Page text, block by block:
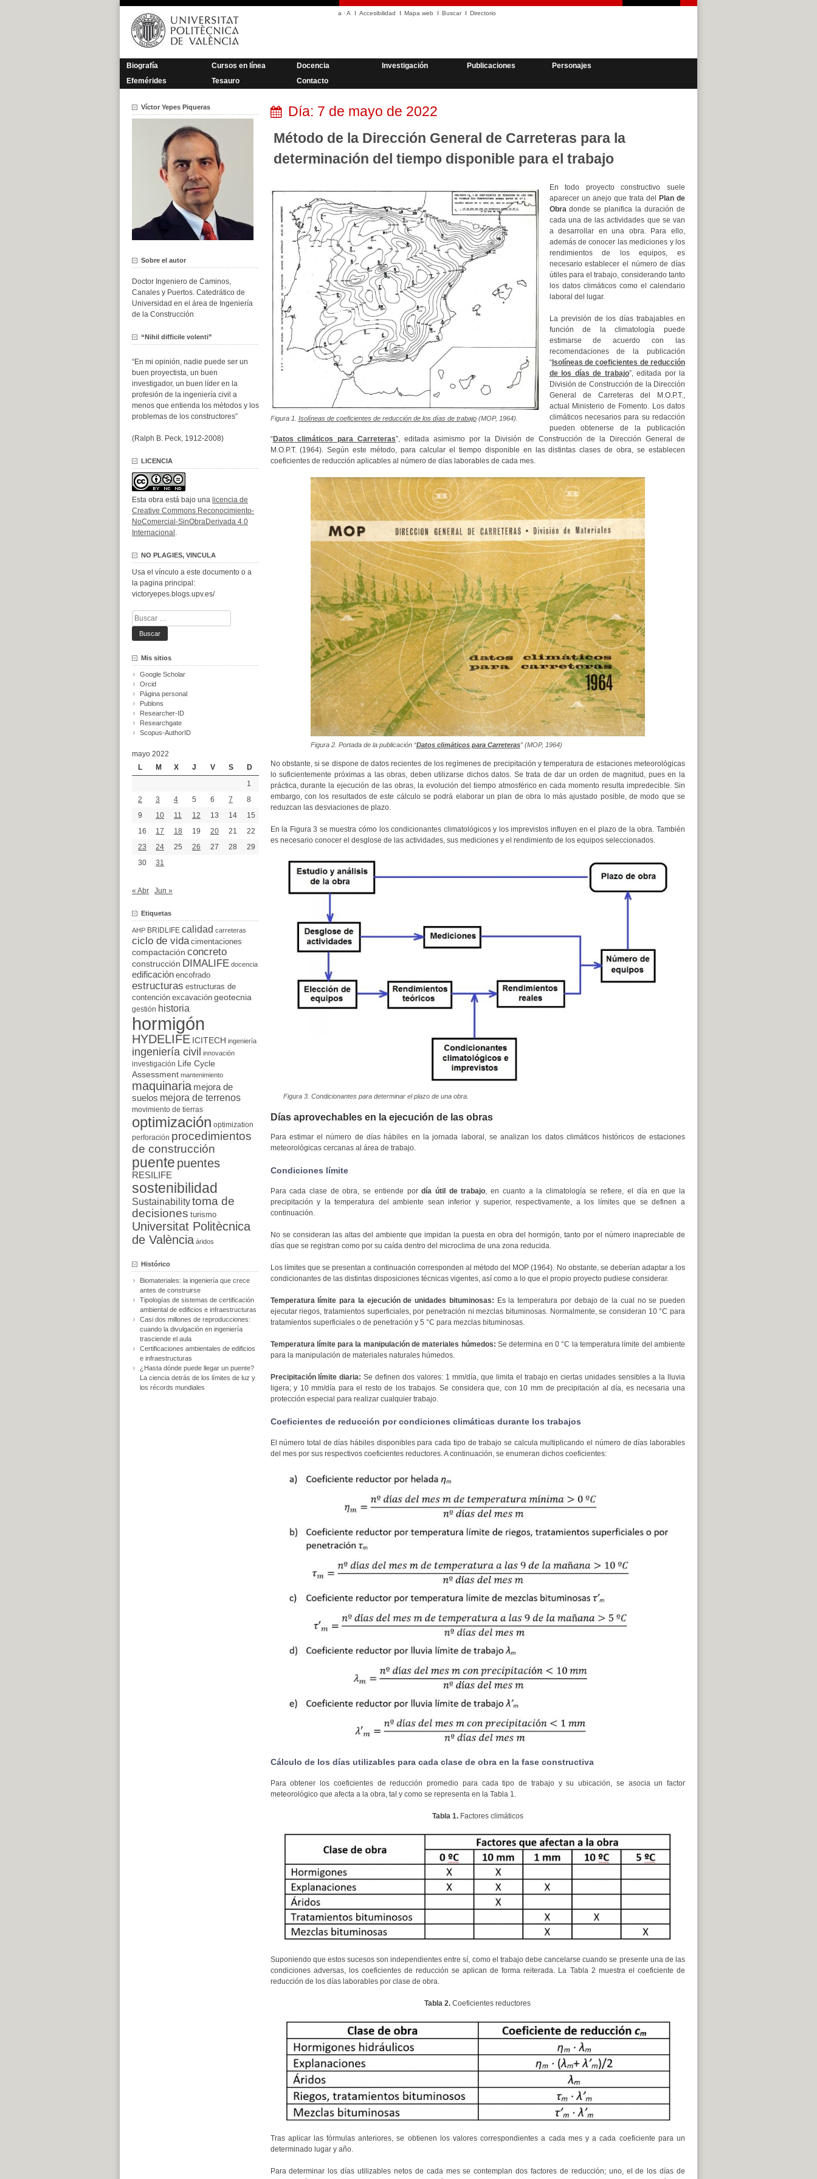
Saltar
contenido
a ·A Accesibilidad Mapa web Buscar Directorio
Biografía Cursos en línea Docencia Investigación Publicaciones
Personajes
Efemérides
Tesauro Contacto
Día: 7 de mayo de 2022
Método de la Dirección General de Carreteras para la
determinación del tiempo disponible para el trabajo
Figura 1. Isolíneas de coeficientes de reducción de los días de trabajo(MOP, 1964).
En todo proyecto constructivo suele
aparecer un anejo que trata del
Plan de
Obradonde se planifica la duración de
cada una de las actividades que se van
a desarrollar en una obra. Para ello,
además de conocer las mediciones y los
rendimientos de los equipos, es
necesario establecer el número de días
útiles para el trabajo, considerando tanto
los datos climáticos como el calendario
laboral del lugar.
La previsión de los días trabajables en
función de la climatología puede
estimarse de acuerdo con las
recomendaciones de la publicación
“Isolíneas de coeficientes de reducción
de los días de trabajo”, editada por la
División de Construcción de la Dirección
General de Carreteras del M.O.P.T.,
actual Ministerio de Fomento. Los datos
climáticos necesarios para su redacción
pueden obtenerse de la publicación
“Datos climáticos para Carreteras”, editada asimismo por la División de Construcción de la Dirección General de
M.O.P.T.(1964). Según este método, para calcular el tiempo disponible en las distintas clases de obra, se establecen
coeficientes de reducción aplicables al número de días laborables de cada mes.
Figura 2. Portada de la publicación “Datos climáticos para Carreteras” (MOP, 1964)
No obstante, si se dispone de datos recientes de los regímenes de precipitación y temperatura de estaciones meteorológicas
lo suficientemente próximas a las obras, deben utilizarse dichos datos. Se trata de dar un orden de magnitud, pues en la
práctica, durante la ejecución de las obras, la evolución del tiempo atmosférico en cada momento resulta impredecible. Sin
embargo, con los resultados de este cálculo se podrá elaborar un plan de obra lo más ajustado posible, de modo que se
reduzcan las desviaciones de plazo.
En la Figura 3 se muestra cómo los condicionantes climatológicos y los imprevistos influyen en el plazo de la obra. También
es necesario conocer el desglose de las actividades, sus mediciones y el rendimiento de los equipos seleccionados.
Figura 3. Condicionantes para determinar el plazo de una obra.
Días aprovechables en la ejecución de las obras
Para estimar el número de días hábiles en la jornada laboral, se analizan los datos climáticos históricos de estaciones
meteorológicas cercanas al área de trabajo.
Condiciones límite
Para cada clase de obra, se entiende pordía útil de trabajo, en cuanto a la climatología se refiere, el día en que la
precipitación y la temperatura del ambiente sean inferior y superior, respectivamente, a los límites que se definen a
continuación.
No se consideran las altas del ambiente que impidan la puesta en obra del hormigón, tanto por el número inapreciable de
días que se registran como por su caída dentro del microclima de una zona reducida.
Los límites que se presentan a continuación corresponden al método del MOP (1964). No obstante, se deberían adaptar a los
condicionantes de las distintas disposiciones técnicas vigentes, así como a lo que el propio proyecto pudiese considerar.
Temperatura límite para la ejecución de unidades bituminosas: Es la temperatura por debajo de la cual no se pueden
ejecutar riegos, tratamientos superficiales, por penetración ni mezclas bituminosas. Normalmente, se consideran 10 °C para
tratamientos superficiales o de penetración y 5 °C para mezclas bituminosas.
Temperatura límite para la manipulación de materiales húmedos: Se determina en 0 °C la temperatura límite del ambiente
para la manipulación de materiales naturales húmedos.
Precipitación límite diaria: Se definen dos valores: 1 mm/día, que limita el trabajo en ciertas unidades sensibles a la lluvia
ligera; y 10 mm/día para el resto de los trabajos. Se considera que, con 10 mm de precipitación al día, es necesaria una
protección especial para realizar cualquier trabajo.
Coeficientes de reducción por condiciones climáticas durante los trabajos
El número total de días hábiles disponibles para cada tipo de trabajo se calcula multiplicando el número de días laborables
del mes por sus respectivos coeficientes reductores. A continuación, se enumeran dichos coeficientes:
Cálculo de los días utilizables para cada clase de obra en la fase constructiva
Para obtener los coeficientes de reducción promedio para cada tipo de trabajo y su ubicación, se asocia un factor
meteorológico que afecta a la obra, tal y como se representa en la Tabla 1.
Tabla 1.Factores climáticos
Suponiendo que estos sucesos son independientes entre sí, como el trabajo debe cancelarse cuando se presente una de las
condiciones adversas, los coeficientes de reducción se aplican de forma reiterada. La Tabla 2 muestra el coeficiente de
reducción de los días laborables por clase de obra.
Tabla 2. Coeficientes reductores
Tras aplicar las fórmulas anteriores, se obtienen los valores correspondientes a cada mes y a cada coeficiente para un
determinado lugar y año.
Para determinar los días utilizables netos de cada mes se contemplan dos factores de reducción; uno, el de los días de
Víctor Yepes Piqueras
Sobre el autor
Doctor Ingeniero de Caminos,
Canales y Puertos. Catedrático de
Universidad en el área de Ingeniería
de la Construcción
“Nihil difficile volenti”
“En mi opinión, nadie puede ser un
buen proyectista, un buen
investigador, un buen líder en la
profesión de la ingeniería civil a
menos que entienda los métodos y los
problemas de los constructores”
(Ralph B. Peck, 1912-2008)
LICENCIA
Esta obra está bajo una licencia de
Creative Commons Reconocimiento-
NoComercial-SinObraDerivada 4.0
Internacional .
NO PLAGIES, VINCULA
Usa el vínculo a este documento o a
la pagina principal:
victoryepes.blogs.upv.es/
Buscar:
Mis sitios
Google Scholar
Orcid
Página personal
Publons
Researcher-ID
Researchgate
Scopus-AuthorID
mayo 2022
L
M X J V S
D
1
2
3 4 5 6 7
8
9
10 11 12 13 14
15
16
17 18 19 20 21
22
23
24 25 26 27 28
29
30
31
« Abr Jun »
Etiquetas
AHP BRIDLIFE calidad carreteras
ciclo de vida cimentaciones
compactación concreto
construcción DIMALIFE docencia
edificación encofrado
estructuras estructuras de
contención excavación geotecnia
gestión historia
hormigón
HYDELIFE ICITECH ingeniería
ingeniería civil innovación
investigación
Life Cycle
Assessment mantenimiento
maquinaria mejora de
suelos mejora de terrenos
movimiento de tierras
optimización optimization
perforación procedimientos
de construcción
puente puentes
RESILIFE
sostenibilidad
Sustainabilitytoma de
decisiones turismo
Universitat Politècnica
de València áridos
Histórico
Biomateriales: la ingeniería que crece
antes de construirse
Tipologías de sistemas de certificación
ambiental de edificios e infraestructuras
Casi dos millones de reproducciones:
cuando la divulgación en ingeniería
trasciende el aula
Certificaciones ambientales de edificios
e infraestructuras
¿Hasta dónde puede llegar un puente?
La ciencia detrás de los límites de luz y
los récords mundiales